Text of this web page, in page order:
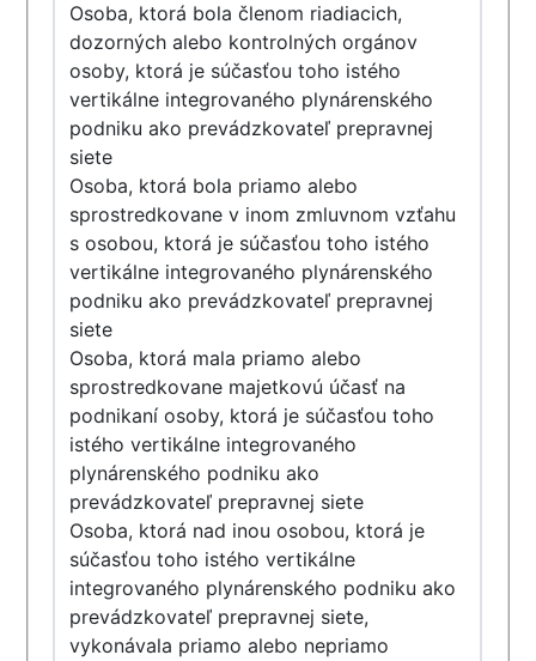
Osoba, ktorá bola členom riadiacich,
dozorných alebo kontrolných orgánov
osoby, ktorá je súčasťou toho istého
vertikálne integrovaného plynárenského
podniku ako prevádzkovateľ prepravnej
siete
Osoba, ktorá bola priamo alebo
sprostredkovane v inom zmluvnom vzťahu
s osobou, ktorá je súčasťou toho istého
vertikálne integrovaného plynárenského
podniku ako prevádzkovateľ prepravnej
siete
Osoba, ktorá mala priamo alebo
sprostredkovane majetkovú účasť na
podnikaní osoby, ktorá je súčasťou toho
istého vertikálne integrovaného
plynárenského podniku ako
prevádzkovateľ prepravnej siete
Osoba, ktorá nad inou osobou, ktorá je
súčasťou toho istého vertikálne
integrovaného plynárenského podniku ako
prevádzkovateľ prepravnej siete,
vykonávala priamo alebo nepriamo